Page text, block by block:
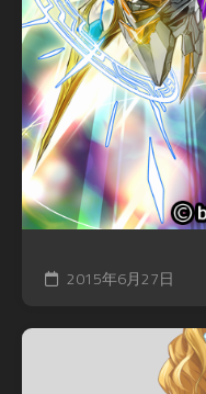
2015年6月27日